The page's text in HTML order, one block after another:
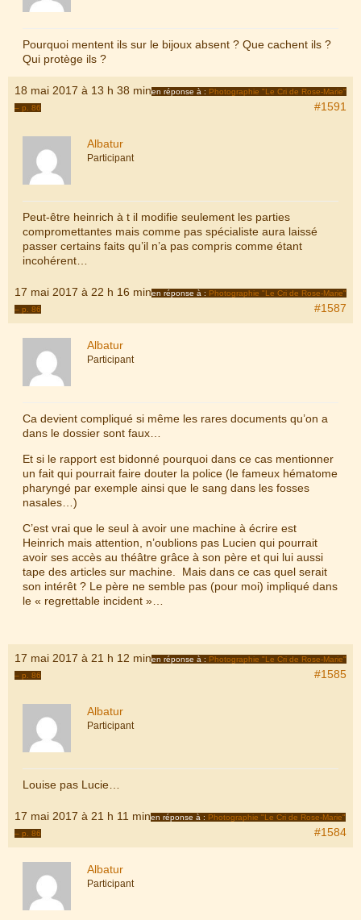
Pourquoi mentent ils sur le bijoux absent ? Que cachent ils ?
Qui protège ils ?
18 mai 2017 à 13 h 38 minen réponse à : Photographie "Le Cri de Rose-Marie"
– p. 86
#1591
Albatur
Participant
Peut-être heinrich à t il modifie seulement les parties
compromettantes mais comme pas spécialiste aura laissé
passer certains faits qu’il n’a pas compris comme étant
incohérent…
17 mai 2017 à 22 h 16 minen réponse à : Photographie "Le Cri de Rose-Marie"
– p. 86
#1587
Albatur
Participant
Ca devient compliqué si même les rares documents qu’on a
dans le dossier sont faux…
Et si le rapport est bidonné pourquoi dans ce cas mentionner
un fait qui pourrait faire douter la police (le fameux hématome
pharyngé par exemple ainsi que le sang dans les fosses
nasales…)
C’est vrai que le seul à avoir une machine à écrire est
Heinrich mais attention, n’oublions pas Lucien qui pourrait
avoir ses accès au théâtre grâce à son père et qui lui aussi
tape des articles sur machine. Mais dans ce cas quel serait
son intérêt ? Le père ne semble pas (pour moi) impliqué dans
le « regrettable incident »…
17 mai 2017 à 21 h 12 minen réponse à : Photographie "Le Cri de Rose-Marie"
– p. 86
#1585
Albatur
Participant
Louise pas Lucie…
17 mai 2017 à 21 h 11 minen réponse à : Photographie "Le Cri de Rose-Marie"
– p. 86
#1584
Albatur
Participant